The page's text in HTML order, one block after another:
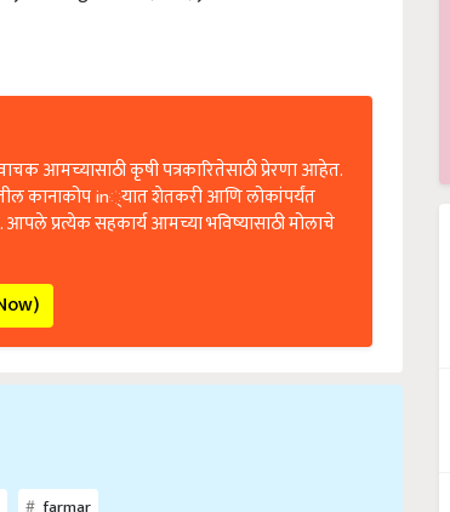
आमच्यासाठी कृषी पत्रकारितेसाठी प्रेरणा आहेत.
कानाकोप in्यात शेतकरी आणि लोकांपर्यंत
प्रत्येक सहकार्य आमच्या भविष्यासाठी मोलाचे
farmar